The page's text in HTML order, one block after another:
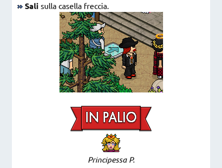
Sali sulla casella freccia.
Principessa P.